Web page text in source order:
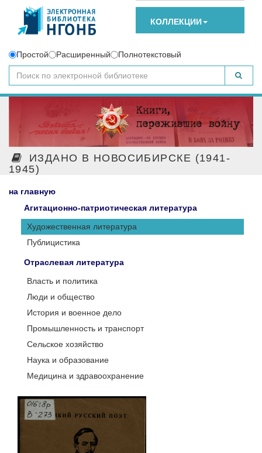
КОЛЛЕКЦИИ
Простой Расширенный Полнотекстовый
ИЗДАНО В НОВОСИБИРСКЕ (1941-
1945)
на главную
Агитационно-патриотическая литература
Художественная литература
Публицистика
Отраслевая литература
Власть и политика
Люди и общество
История и военное дело
Промышленность и транспорт
Сельское хозяйство
Наука и образование
Медицина и здравоохранение